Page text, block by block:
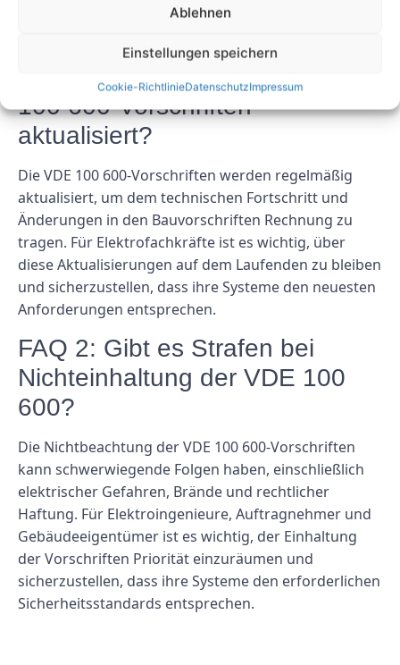
Ablehnen
Einstellungen speichern
Cookie-RichtlinieDatenschutzImpressum
FAQ 1: Wie oft werden die VDE
100 600-Vorschriften
aktualisiert?
Die VDE 100 600-Vorschriften werden regelmäßig
aktualisiert, um dem technischen Fortschritt und
Änderungen in den Bauvorschriften Rechnung zu
tragen. Für Elektrofachkräfte ist es wichtig, über
diese Aktualisierungen auf dem Laufenden zu bleiben
und sicherzustellen, dass ihre Systeme den neuesten
Anforderungen entsprechen.
FAQ 2: Gibt es Strafen bei
Nichteinhaltung der VDE 100
600?
Die Nichtbeachtung der VDE 100 600-Vorschriften
kann schwerwiegende Folgen haben, einschließlich
elektrischer Gefahren, Brände und rechtlicher
Haftung. Für Elektroingenieure, Auftragnehmer und
Gebäudeeigentümer ist es wichtig, der Einhaltung
der Vorschriften Priorität einzuräumen und
sicherzustellen, dass ihre Systeme den erforderlichen
Sicherheitsstandards entsprechen.